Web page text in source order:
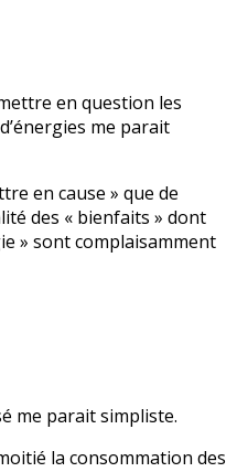
en question les
me parait
en cause » que de
des « bienfaits » dont
» sont complaisamment
me parait simpliste.
la consommation des